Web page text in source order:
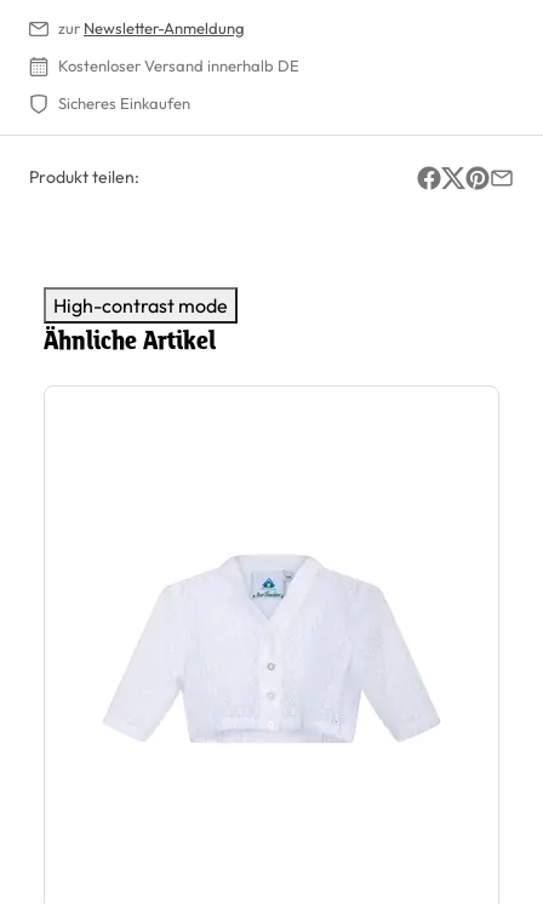
zur Newsletter-Anmeldung
Kostenloser Versand innerhalb DE
Sicheres Einkaufen
Produkt teilen:
High-contrast mode
Ähnliche Artikel